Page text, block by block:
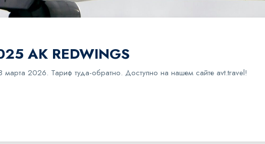
AK REDWINGS
2026. Тариф туда-обратно. Доступно на нашем сайте avt.travel!